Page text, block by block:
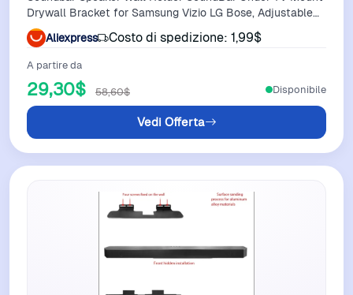
Drywall Bracket for Samsung Vizio LG Bose, Adjustable
3.35”-5.32”,Hold 20kg
Aliexpress Costo di spedizione: 1,99$
A partire da
29,30$ 58,60$
Vedi Offerta
Disponibile